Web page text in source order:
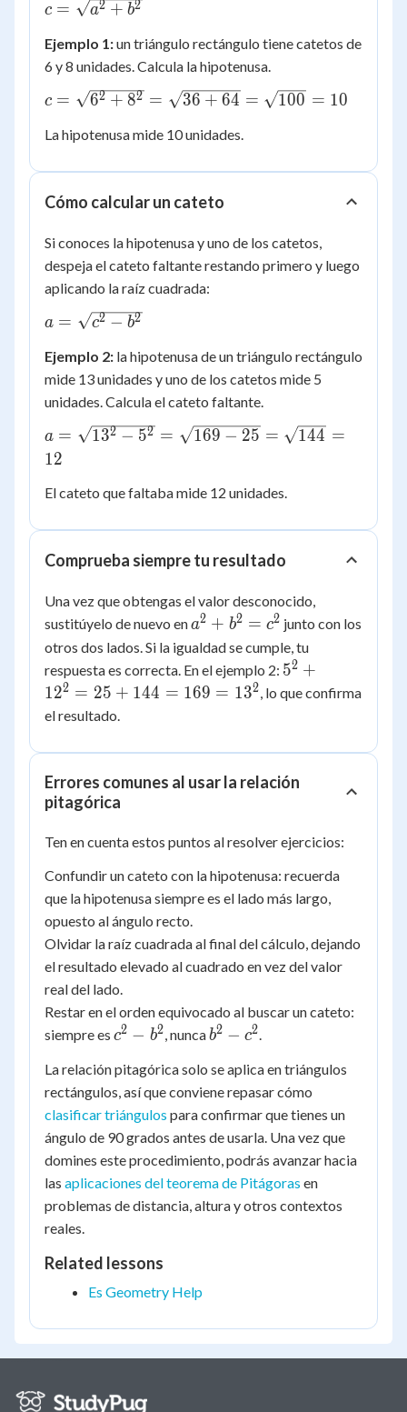
c =
+ b^2}
c = a2 + b2
Ejemplo 1:un triángulo rectángulo tiene catetos de
6 y 8 unidades. Calcula la hipotenusa.
c =
+ 8^2} =
\sqrt{100}
c = 62 + 82 = 36 + 64 = 100 = 10
La hipotenusa mide 10 unidades.
Cómo calcular un cateto
Si conoces la hipotenusa y uno de los catetos,
despeja el cateto faltante restando primero y luego
aplicando la raíz cuadrada:
a =
- b^2}
a = c2 − b2
Ejemplo 2: la hipotenusa de un triángulo rectángulo
mide 13 unidades y uno de los catetos mide 5
unidades. Calcula el cateto faltante.
a =
\sqrt{13^2
\sqrt{169
= 12
a = 132 − 52 = 169 − 25 = 144 =
12
El cateto que faltaba mide 12 unidades.
Comprueba siempre tu resultado
Una vez que obtengas el valor desconocido,
sustitúyelo de nuevo ena^2
+
b^2
=
a2 + b2 = c2 junto con los
otros dos lados. Si la igualdad se cumple, tu
respuesta es correcta. En el ejemplo 2: 5^2
+
+
144
=
=
13^2
52 +
122 = 25 + 144 = 169 = 132, lo que confirma
el resultado.
Errores comunes al usar la relación
pitagórica
Ten en cuenta estos puntos al resolver ejercicios:
Confundir un cateto con la hipotenusa: recuerda
que la hipotenusa siempre es el lado más largo,
opuesto al ángulo recto.
Olvidar la raíz cuadrada al final del cálculo, dejando
el resultado elevado al cuadrado en vez del valor
real del lado.
Restar en el orden equivocado al buscar un cateto:
siempre es c^2
b^2
c2 − b2, nuncab^2
c^2
b2 − c2.
La relación pitagórica solo se aplica en triángulos
rectángulos, así que conviene repasar cómo
clasificar triángulos para confirmar que tienes un
ángulo de 90 grados antes de usarla. Una vez que
domines este procedimiento, podrás avanzar hacia
las aplicaciones del teorema de Pitágoras en
problemas de distancia, altura y otros contextos
reales.
Related lessons
Es Geometry Help